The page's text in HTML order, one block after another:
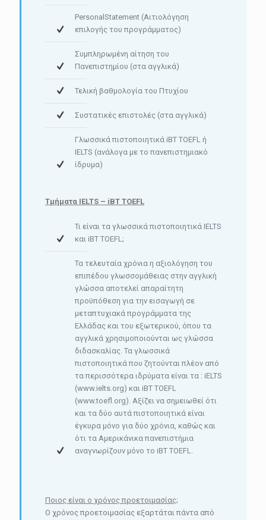
PersonalStatement (Αιτιολόγηση
επιλογής του προγράμματος)
Συμπληρωμένη αίτηση του
Πανεπιστημίου (στα αγγλικά)
Τελική βαθμολογία του Πτυχίου
Συστατικές επιστολές (στα αγγλικά)
Γλωσσικά πιστοποιητικά iBT TOEFL ή
IELTS (ανάλογα με το πανεπιστημιακό
ίδρυμα)
Τμήματα IELTS – iBT TOEFL
Τι είναι τα γλωσσικά πιστοποιητικά IELTS
και iBT TOEFL;
Τα τελευταία χρόνια η αξιολόγηση του
επιπέδου γλωσσομάθειας στην αγγλική
γλώσσα αποτελεί απαραίτητη
προϋπόθεση για την εισαγωγή σε
μεταπτυχιακά προγράμματα της
Ελλάδας και του εξωτερικού, όπου τα
αγγλικά χρησιμοποιούνται ως γλώσσα
διδασκαλίας. Τα γλωσσικά
πιστοποιητικά που ζητούνται πλέον από
τα περισσότερα ιδρύματα είναι τα : iELTS
(www.ielts.org) και iBT TOEFL
(www.toefl.org). Αξίζει να σημειωθεί ότι
και τα δύο αυτά πιστοποιητικά είναι
έγκυρα μόνο για δύο χρόνια, καθώς και
ότι τα Αμερικάνικα πανεπιστήμια
αναγνωρίζουν μόνο το iBT TOEFL.
Ποιος είναι ο χρόνος προετοιμασίας;
Ο χρόνος προετοιμασίας εξαρτάται πάντα από